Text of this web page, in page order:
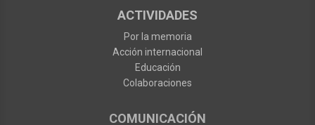
ACTIVIDADES
Por la memoria
Acción internacional
Educación
Colaboraciones
COMUNICACIÓN